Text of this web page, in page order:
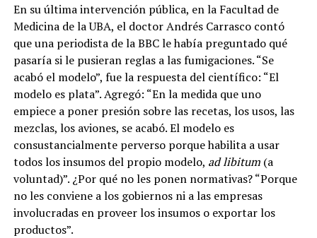
En su última intervención pública, en la Facultad de
Medicina de la UBA, el doctor Andrés Carrasco contó
que una periodista de la BBC le había preguntado qué
pasaría si le pusieran reglas a las fumigaciones. “Se
acabó el modelo”, fue la respuesta del científico: “El
modelo es plata”. Agregó: “En la medida que uno
empiece a poner presión sobre las recetas, los usos, las
mezclas, los aviones, se acabó. El modelo es
consustancialmente perverso porque habilita a usar
todos los insumos del propio modelo, ad libitum(a
voluntad)”. ¿Por qué no les ponen normativas? “Porque
no les conviene a los gobiernos ni a las empresas
involucradas en proveer los insumos o exportar los
productos”.